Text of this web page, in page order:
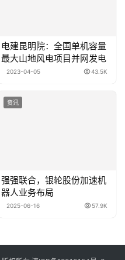
电建昆明院：全国单机容量
最大山地风电项目并网发电
2023-04-05 43.5K
资讯
强强联合，银轮股份加速机
器人业务布局
2025-06-16 57.9K